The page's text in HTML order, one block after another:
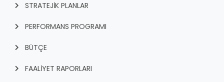
STRATEJİK PLANLAR
PERFORMANS PROGRAMI
BÜTÇE
FAALİYET RAPORLARI